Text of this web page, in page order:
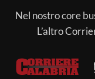
Nel nostro core
L’altro